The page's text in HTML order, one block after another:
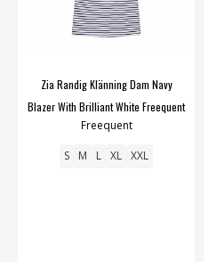
Zia Randig Klänning Dam Navy
Blazer With Brilliant White Freequent
| Smilebutiken
Freequent
S M L XL XXL